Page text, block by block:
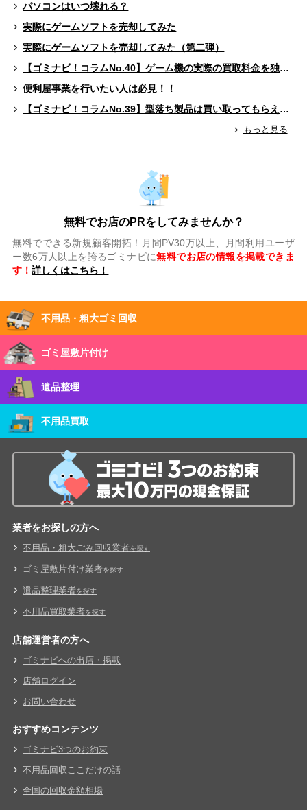
パソコンはいつ壊れる？
実際にゲームソフトを売却してみた
実際にゲームソフトを売却してみた（第二弾）
【ゴミナビ！コラムNo.40】ゲーム機の実際の買取料金を独自調査！！
便利屋事業を行いたい人は必見！！
【ゴミナビ！コラムNo.39】型落ち製品は買い取ってもらえる？（ゲームソフト編）
もっと見る
無料でお店のPRをしてみませんか？
無料でできる新規顧客開拓！月間PV30万以上、月間利用ユーザ
ー数6万人以上を誇るゴミナビに無料でお店の情報を掲載できま
す！詳しくはこちら！
不用品・粗大ゴミ回収
ゴミ屋敷片付け
遺品整理
不用品買取
業者をお探しの方へ
不用品・粗大ごみ回収業者を探す
ゴミ屋敷片付け業者を探す
遺品整理業者を探す
不用品買取業者を探す
店舗運営者の方へ
ゴミナビへの出店・掲載
店舗ログイン
お問い合わせ
おすすめコンテンツ
ゴミナビ3つのお約束
不用品回収ここだけの話
全国の回収金額相場